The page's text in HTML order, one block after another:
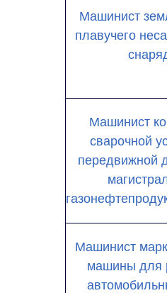
Машинист
плавучего
Машинист
сварочной
передвижной
Машинист
машины для